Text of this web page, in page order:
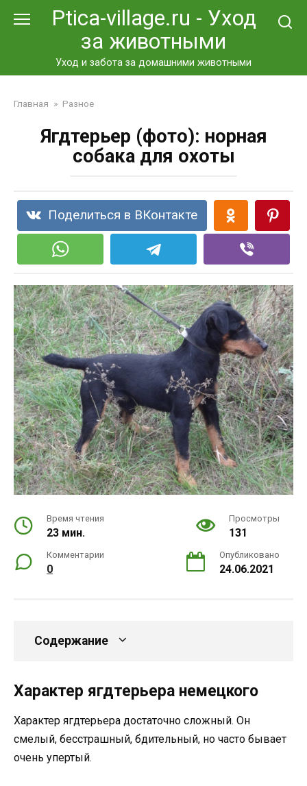
Ptica-village.ru - Уход
за животными
Уход и забота за домашними животными
Главная » Разное
Ягдтерьер (фото): норная
собака для охоты
Поделиться в ВКонтакте
Время чтения
23 мин.
Просмотры
131
Комментарии
0
Опубликовано
24.06.2021
Содержание
Характер ягдтерьера немецкого
Характер ягдтерьера достаточно сложный. Он
смелый, бесстрашный, бдительный, но часто бывает
очень упертый.